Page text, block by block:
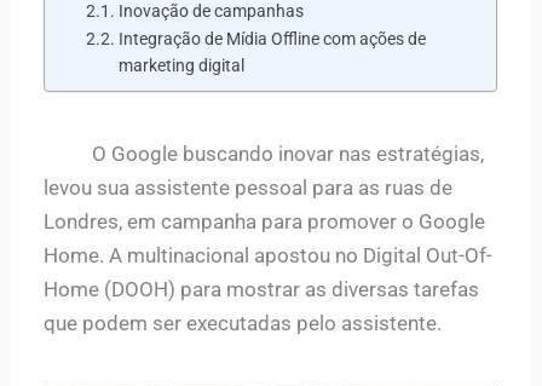
Inovação de campanhas
Integração de Mídia Offline com ações de
marketing digital
O Google buscando inovar nas estratégias,
levou sua assistente pessoal para as ruas de
Londres, em campanha para promover o Google
Home. A multinacional apostou no Digital Out-Of-
Home (DOOH) para mostrar as diversas tarefas
que podem ser executadas pelo assistente.